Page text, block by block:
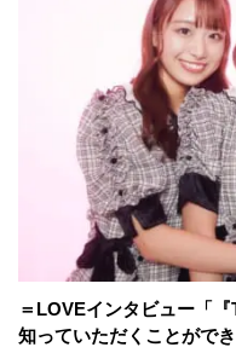
＝LOVEインタビュー「
知っていただくことができ